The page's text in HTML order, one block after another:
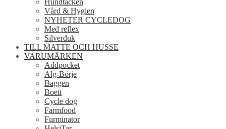
Hundtäcken
Vård & Hygien
NYHETER CYCLEDOG
Med reflex
Silverduk
TILL MATTE OCH HUSSE
VARUMÄRKEN
Addpocket
Alg-Börje
Baggen
Boett
Cycle dog
Farmfood
Furminator